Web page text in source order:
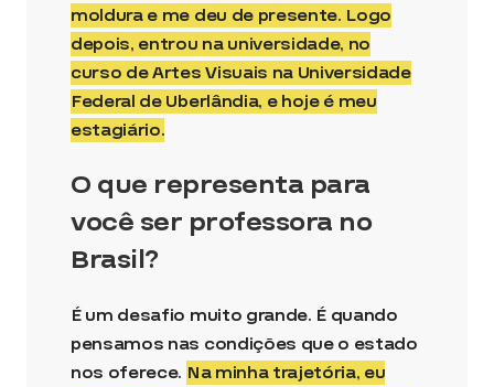
moldura e me deu de presente. Logo
depois, entrou na universidade, no
curso de Artes Visuais na Universidade
Federal de Uberlândia, e hoje é meu
estagiário.
O que representa para
você ser professora no
Brasil?
É um desafio muito grande. É quando
pensamos nas condições que o estado
nos oferece. Na minha trajetória, eu